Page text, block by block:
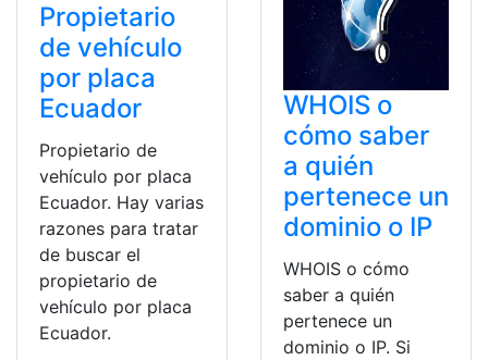
Propietario
de vehículo
por placa
Ecuador
Propietario de
vehículo por placa
Ecuador. Hay varias
razones para tratar
de buscar el
propietario de
vehículo por placa
Ecuador.
WHOIS o
cómo saber
a quién
pertenece un
dominio o IP
WHOIS o cómo
saber a quién
pertenece un
dominio o IP. Si